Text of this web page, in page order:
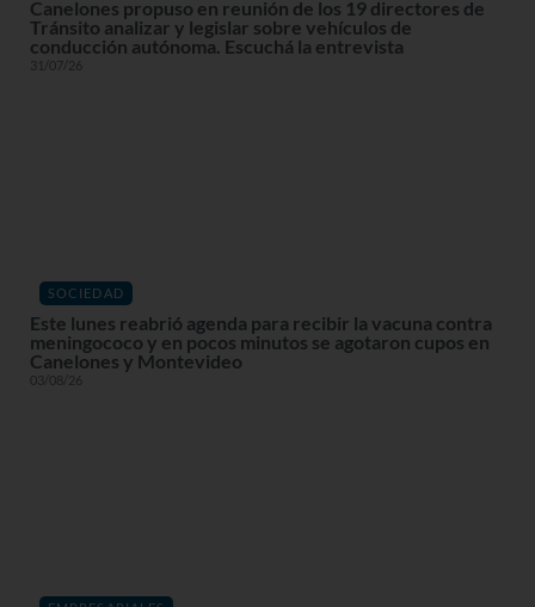
Canelones propuso en reunión de los 19 directores de
Tránsito analizar y legislar sobre vehículos de
conducción autónoma. Escuchá la entrevista
31/07/26
SOCIEDAD
Este lunes reabrió agenda para recibir la vacuna contra
meningococo y en pocos minutos se agotaron cupos en
Canelones y Montevideo
03/08/26